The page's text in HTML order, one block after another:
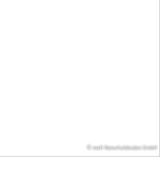
© mafi Naturholzboden GmbH